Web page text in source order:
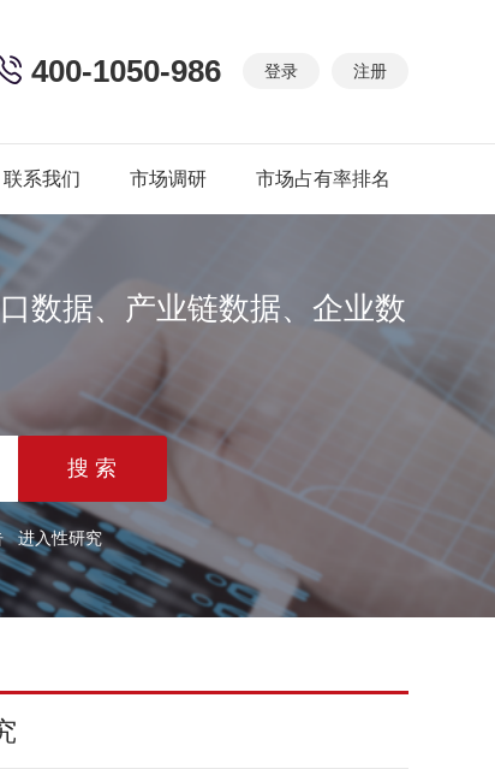
登录 注册
400-1050-986
联系我们 市场调研 市场占有率排名
数据、产业链数据、企业数
进入性研究